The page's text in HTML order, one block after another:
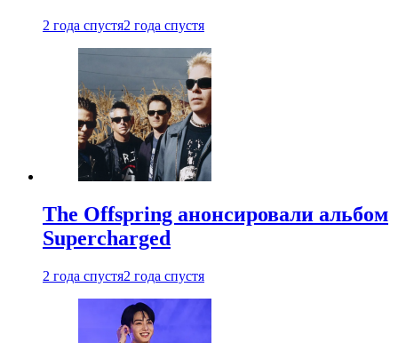
2 года спустя2 года спустя
The Offspring анонсировали альбом
Supercharged
2 года спустя2 года спустя